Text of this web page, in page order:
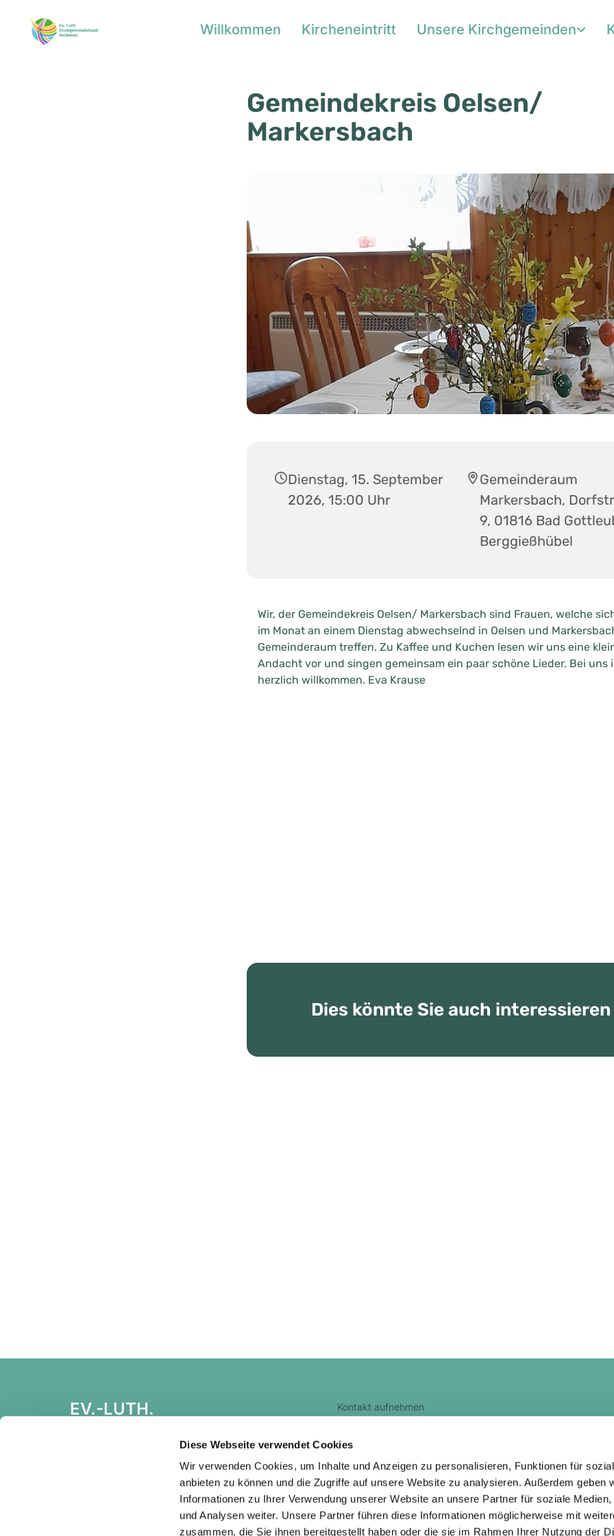
Diese Webseite verwendet Cookies
Wir verwenden Cookies, um Inhalte und Anzeigen zu personalisieren, Funktionen für
anbieten zu können und die Zugriffe auf unsere Website zu analysieren. Außerdem geben
Informationen zu Ihrer Verwendung unserer Website an unsere Partner für soziale Medien,
und Analysen weiter. Unsere Partner führen diese Informationen möglicherweise mit
zusammen, die Sie ihnen bereitgestellt haben oder die sie im Rahmen Ihrer Nutzung der
Willkommen Kircheneintritt Unsere Kirchgemeinden
Gemeindekreis Oelsen/
Markersbach
Dienstag, 15. September
2026, 15:00 Uhr
Gemeinderaum
Markersbach,
9, 01816 Bad
Berggießhübel
Wir, der Gemeindekreis Oelsen/ Markersbach sind Frauen, welche
im Monat an einem Dienstag abwechselnd in Oelsen und
Gemeinderaum treffen. Zu Kaffee und Kuchen lesen wir uns eine
Andacht vor und singen gemeinsam ein paar schöne Lieder. Bei uns
herzlich willkommen. Eva Krause
Dies könnte Sie auch interessieren
EV.-LUTH.
Kontakt aufnehmen
ChurchDesk-Login